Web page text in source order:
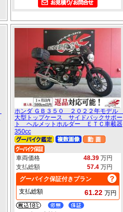
ホンダ ＧＢ３５０ ２０２２年モデル
大型トップケース サイドバックサポー
ト ヘルメットホルダー ＥＴＣ車載器
350cc
車両価格 48.39 万円
支払総額
57.4 万円
グーバイク保証付きプラン
支払総額
61.22 万円